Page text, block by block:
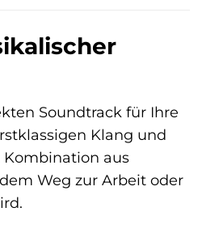
Soundtrack für Ihre
Klang und
aus
Weg zur Arbeit oder